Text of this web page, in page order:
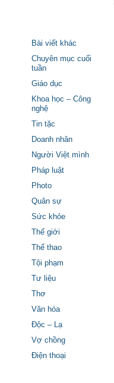
Bài viết khác
Chuyên mục cuối
tuần
Giáo dục
Khoa học – Công
nghệ
Tin tặc
Doanh nhân
Người Việt mình
Pháp luật
Photo
Quân sự
Sức khỏe
Thế giới
Thể thao
Tội phạm
Tư liệu
Thơ
Văn hóa
Độc – Lạ
Vợ chồng
Điện thoại